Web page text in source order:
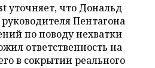
уточняет, что Дональд
Пентагона
по поводу нехватки
ответственность на
в сокрытии реального